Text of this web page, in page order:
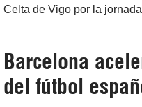
Celta de Vigo por la
Barcelona
del fútbol